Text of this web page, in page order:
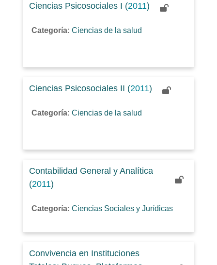
Ciencias Psicosociales I (2011)
Categoría: Ciencias de la salud
Ciencias Psicosociales II (2011)
Categoría: Ciencias de la salud
Contabilidad General y Analítica
(2011)
Categoría: Ciencias Sociales y Jurídicas
Convivencia en Instituciones